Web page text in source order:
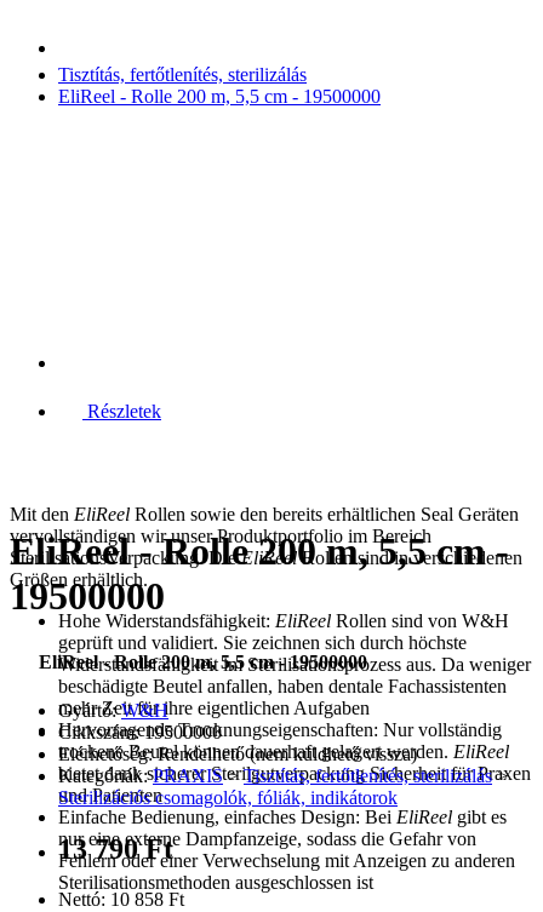
Tisztítás, fertőtlenítés, sterilizálás
EliReel - Rolle 200 m, 5,5 cm - 19500000
Részletek
Mit den EliReel Rollen sowie den bereits erhältlichen Seal Geräten
vervollständigen wir unser Produktportfolio im Bereich
SterilisationsVerpackung. DieEliReelRollen sind in verschiedenen
Größen erhältlich.
Hohe Widerstandsfähigkeit: EliReel Rollen sind von W&H
geprüft und validiert. Sie zeichnen sich durch höchste
Widerstandsfähigkeit im Sterilisationsprozess aus. Da weniger
beschädigte Beutel anfallen, haben dentale Fachassistenten
mehr Zeit für ihre eigentlichen Aufgaben
Hervorragende Trocknungseigenschaften: Nur vollständig
trockene Beutel können dauerhaft gelagert werden. EliReel
bietet dank sicherer Sterilgutverpackung Sicherheit für Praxen
und Patienten
Einfache Bedienung, einfaches Design: Bei EliReel gibt es
nur eine externe Dampfanzeige, sodass die Gefahr von
Fehlern oder einer Verwechselung mit Anzeigen zu anderen
Sterilisationsmethoden ausgeschlossen ist
EliReel - Rolle 200 m, 5,5 cm -
19500000
EliReel - Rolle 200 m, 5,5 cm - 19500000
Gyártó:W&H
Cikkszám: 19500000
Elérhetőség: Rendelhető (nem küldhető vissza)
Kategóriák:PRAXIS>Tisztítás, fertőtlenítés, sterilizálás>
Sterilizációs csomagolók, fóliák, indikátorok
13 790 Ft
Nettó: 10 858 Ft